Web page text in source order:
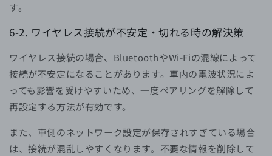
す。
6-2. ワイヤレス接続が不安定・切れる時の解決策
ワイヤレス接続の場合、BluetoothやWi-Fiの混線によって
接続が不安定になることがあります。車内の電波状況によ
っても影響を受けやすいため、一度ペアリングを解除して
再設定する方法が有効です。
また、車側のネットワーク設定が保存されすぎている場合
は、接続が混乱しやすくなります。不要な情報を削除して